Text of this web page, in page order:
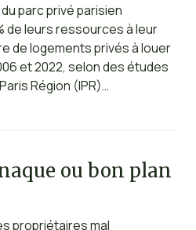
parc privé parisien
de leurs ressources à leur
de logements privés à louer
et 2022, selon des études
Région (IPR)…
ou bon plan
propriétaires mal